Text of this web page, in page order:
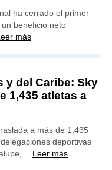
ha cerrado el primer
beneficio neto
más
y del Caribe: Sky
1,435 atletas a
a más de 1,435
deportivas
Leer más